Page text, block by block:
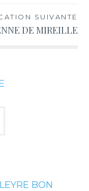
SUIVANTE
DE MIREILLE
BON